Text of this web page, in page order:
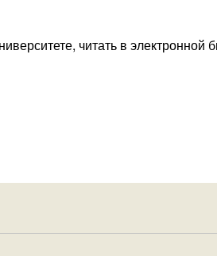
читать в электронной